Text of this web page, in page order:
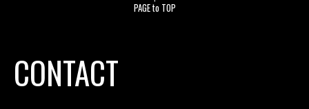
PAGE to TOP
CONTACT